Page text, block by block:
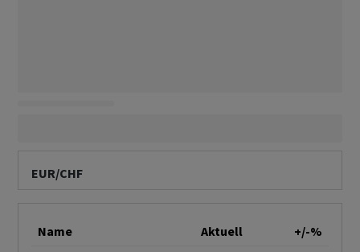
EUR/CHF
Name Aktuell
+/-%